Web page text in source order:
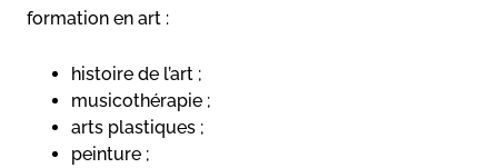
formation en art :
histoire de l’art ;
musicothérapie ;
arts plastiques ;
peinture ;